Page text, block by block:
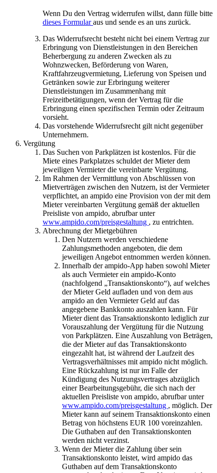
Wenn Du den Vertrag widerrufen willst, dann fülle bitte
dieses Formularaus und sende es an uns zurück.
Das Widerrufsrecht besteht nicht bei einem Vertrag zur
Erbringung von Dienstleistungen in den Bereichen
Beherbergung zu anderen Zwecken als zu
Wohnzwecken, Beförderung von Waren,
Kraftfahrzeugvermietung, Lieferung von Speisen und
Getränken sowie zur Erbringung weiterer
Dienstleistungen im Zusammenhang mit
Freizeitbetätigungen, wenn der Vertrag für die
Erbringung einen spezifischen Termin oder Zeitraum
vorsieht.
Das vorstehende Widerrufsrecht gilt nicht gegenüber
Unternehmern.
Vergütung
Das Suchen von Parkplätzen ist kostenlos. Für die
Miete eines Parkplatzes schuldet der Mieter dem
jeweiligen Vermieter die vereinbarte Vergütung.
Im Rahmen der Vermittlung von Abschlüssen von
Mietverträgen zwischen den Nutzern, ist der Vermieter
verpflichtet, an ampido eine Provision von der mit dem
Mieter vereinbarten Vergütung gemäß der aktuellen
Preisliste von ampido, abrufbar unter
www.ampido.com/preisgestaltung , zu entrichten.
Abrechnung der Mietgebühren
Den Nutzern werden verschiedene
Zahlungsmethoden angeboten, die dem
jeweiligen Angebot entnommen werden können.
Innerhalb der ampido-App haben sowohl Mieter
als auch Vermieter ein ampido-Konto
(nachfolgend „Transaktionskonto“), auf welches
der Mieter Geld aufladen und von dem aus
ampido an den Vermieter Geld auf das
angegebene Bankkonto auszahlen kann. Für
Mieter dient das Transaktionskonto lediglich zur
Vorauszahlung der Vergütung für die Nutzung
von Parkplätzen. Eine Auszahlung von Beträgen,
die der Mieter auf das Transaktionskonto
eingezahlt hat, ist während der Laufzeit des
Vertragsverhältnisses mit ampido nicht möglich.
Eine Rückzahlung ist nur im Falle der
Kündigung des Nutzungsvertrages abzüglich
einer Bearbeitungsgebühr, die sich nach der
aktuellen Preisliste von ampido, abrufbar unter
www.ampido.com/preisgestaltung , möglich. Der
Mieter kann auf seinem Transaktionskonto einen
Betrag von höchstens EUR 100 voreinzahlen.
Die Guthaben auf den Transaktionskonten
werden nicht verzinst.
Wenn der Mieter die Zahlung über sein
Transaktionskonto leistet, wird ampido das
Guthaben auf dem Transaktionskonto